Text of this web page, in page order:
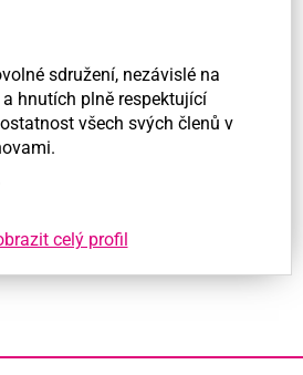
sdružení, nezávislé na
hnutích plně respektující
všech svých členů v
celý profil